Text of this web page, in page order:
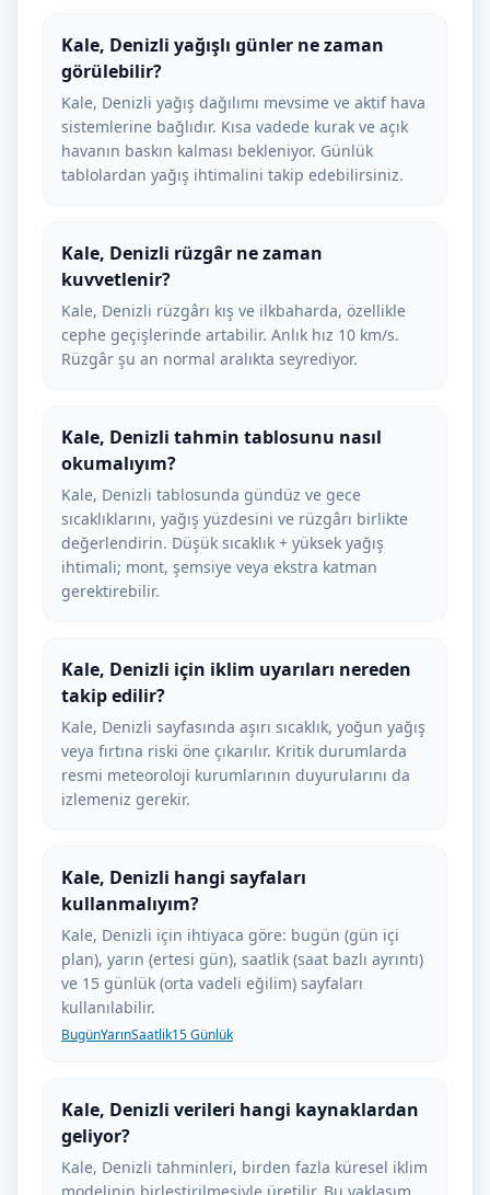
Kale, Denizli yağışlı günler ne zaman
görülebilir?
Kale, Denizli yağış dağılımı mevsime ve aktif hava
sistemlerine bağlıdır. Kısa vadede kurak ve açık
havanın baskın kalması bekleniyor. Günlük
tablolardan yağış ihtimalini takip edebilirsiniz.
Kale, Denizli rüzgâr ne zaman
kuvvetlenir?
Kale, Denizli rüzgârı kış ve ilkbaharda, özellikle
cephe geçişlerinde artabilir. Anlık hız 10 km/s.
Rüzgâr şu an normal aralıkta seyrediyor.
Kale, Denizli tahmin tablosunu nasıl
okumalıyım?
Kale, Denizli tablosunda gündüz ve gece
sıcaklıklarını, yağış yüzdesini ve rüzgârı birlikte
değerlendirin. Düşük sıcaklık + yüksek yağış
ihtimali; mont, şemsiye veya ekstra katman
gerektirebilir.
Kale, Denizli için iklim uyarıları nereden
takip edilir?
Kale, Denizli sayfasında aşırı sıcaklık, yoğun yağış
veya fırtına riski öne çıkarılır. Kritik durumlarda
resmi meteoroloji kurumlarının duyurularını da
izlemeniz gerekir.
Kale, Denizli hangi sayfaları
kullanmalıyım?
Kale, Denizli için ihtiyaca göre: bugün (gün içi
plan), yarın (ertesi gün), saatlik (saat bazlı ayrıntı)
ve 15 günlük (orta vadeli eğilim) sayfaları
kullanılabilir.
BugünYarınSaatlik15 Günlük
Kale, Denizli verileri hangi kaynaklardan
geliyor?
Kale, Denizli tahminleri, birden fazla küresel iklim